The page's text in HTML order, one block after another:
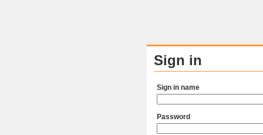
Sign in
Sign in name
Password